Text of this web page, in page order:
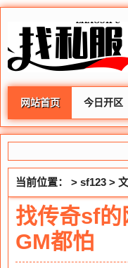
网站首页 今日开区
当前位置： > sf123 >
找传奇sf的
GM都怕